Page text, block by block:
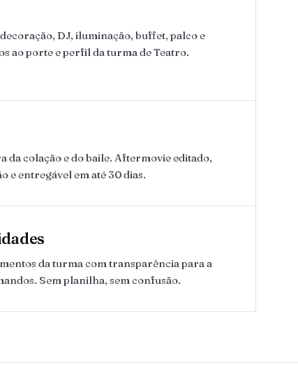
DJ, iluminação, buffet, palco e
ao porte e perfil da turma de Teatro.
colação e do baile. Aftermovie editado,
e entregável em até 30 dias.
da turma com transparência para a
Sem planilha, sem confusão.